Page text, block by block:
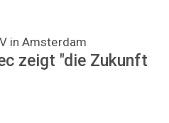
in Amsterdam
zeigt "die Zukunft